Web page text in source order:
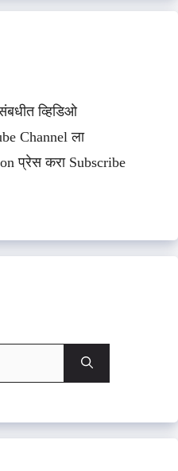
व्हिडिओ
Channel ला
प्रेस करा Subscribe